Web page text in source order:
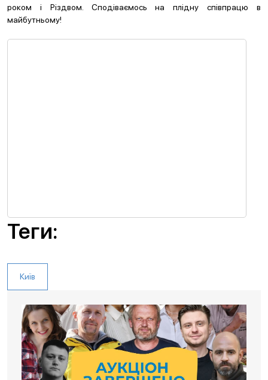
роком і Різдвом. Сподіваємось на плідну співпрацю в
майбутньому!
Теги:
Київ